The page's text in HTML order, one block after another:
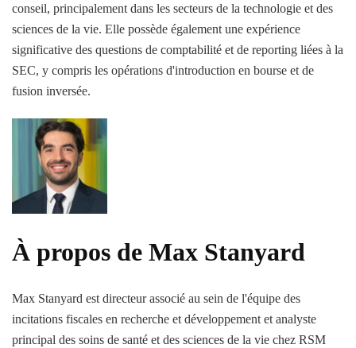
conseil, principalement dans les secteurs de la technologie et des
sciences de la vie. Elle possède également une expérience
significative des questions de comptabilité et de reporting liées à la
SEC, y compris les opérations d'introduction en bourse et de
fusion inversée.
À propos de Max Stanyard
Max Stanyard est directeur associé au sein de l'équipe des
incitations fiscales en recherche et développement et analyste
principal des soins de santé et des sciences de la vie chez RSM